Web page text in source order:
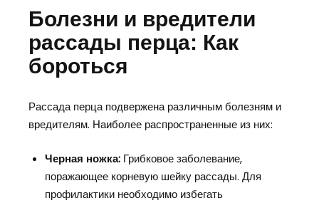
Болезни и вредители
рассады перца: Как
бороться
Рассада перца подвержена различным болезням и
вредителям. Наиболее распространенные из них:
Черная ножка:Грибковое заболевание,
поражающее корневую шейку рассады. Для
профилактики необходимо избегать